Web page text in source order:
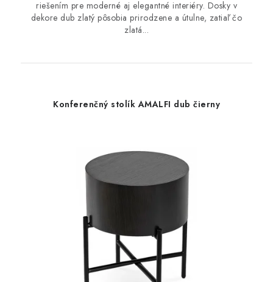
riešením pre moderné aj elegantné interiéry. Dosky v
dekore dub zlatý pôsobia prirodzene a útulne, zatiaľ čo
zlatá...
Konferenčný stolík AMALFI dub čierny